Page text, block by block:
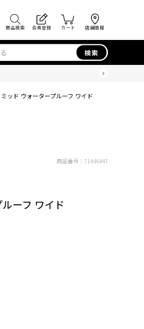
商品検索 会員登録 カート 店舗情報
検索
ッド ウォータープルーフ ワイド
ーフ ワイド
商品番号： 71446447